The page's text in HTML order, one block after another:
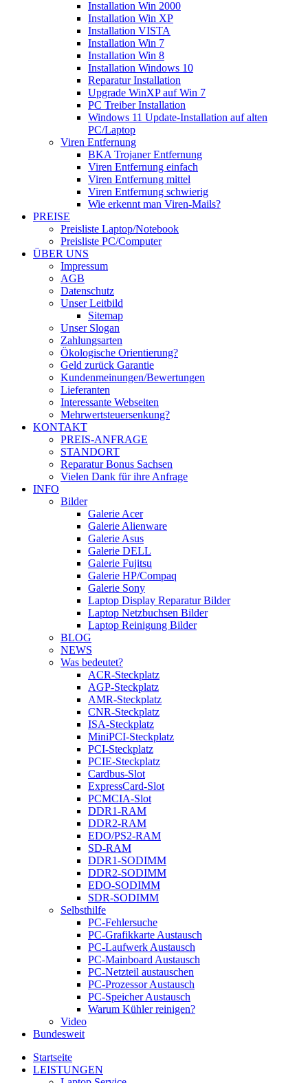
Installation Win 2000
Installation Win XP
Installation VISTA
Installation Win 7
Installation Win 8
Installation Windows 10
Reparatur Installation
Upgrade WinXP auf Win 7
PC Treiber Installation
Windows 11 Update-Installation auf alten
PC/Laptop
Viren Entfernung
BKA Trojaner Entfernung
Viren Entfernung einfach
Viren Entfernung mittel
Viren Entfernung schwierig
Wie erkennt man Viren-Mails?
PREISE
Preisliste Laptop/Notebook
Preisliste PC/Computer
ÜBER UNS
Impressum
AGB
Datenschutz
Unser Leitbild
Sitemap
Unser Slogan
Zahlungsarten
Ökologische Orientierung?
Geld zurück Garantie
Kundenmeinungen/Bewertungen
Lieferanten
Interessante Webseiten
Mehrwertsteuersenkung?
KONTAKT
PREIS-ANFRAGE
STANDORT
Reparatur Bonus Sachsen
Vielen Dank für ihre Anfrage
INFO
Bilder
Galerie Acer
Galerie Alienware
Galerie Asus
Galerie DELL
Galerie Fujitsu
Galerie HP/Compaq
Galerie Sony
Laptop Display Reparatur Bilder
Laptop Netzbuchsen Bilder
Laptop Reinigung Bilder
BLOG
NEWS
Was bedeutet?
ACR-Steckplatz
AGP-Steckplatz
AMR-Steckplatz
CNR-Steckplatz
ISA-Steckplatz
MiniPCI-Steckplatz
PCI-Steckplatz
PCIE-Steckplatz
Cardbus-Slot
ExpressCard-Slot
PCMCIA-Slot
DDR1-RAM
DDR2-RAM
EDO/PS2-RAM
SD-RAM
DDR1-SODIMM
DDR2-SODIMM
EDO-SODIMM
SDR-SODIMM
Selbsthilfe
PC-Fehlersuche
PC-Grafikkarte Austausch
PC-Laufwerk Austausch
PC-Mainboard Austausch
PC-Netzteil austauschen
PC-Prozessor Austausch
PC-Speicher Austausch
Warum Kühler reinigen?
Video
Bundesweit
Startseite
LEISTUNGEN